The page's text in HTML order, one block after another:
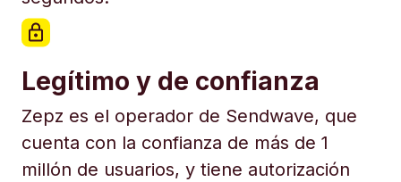
Legítimo y de confianza
Zepz es el operador de Sendwave, que
cuenta con la confianza de más de 1
millón de usuarios, y tiene autorización